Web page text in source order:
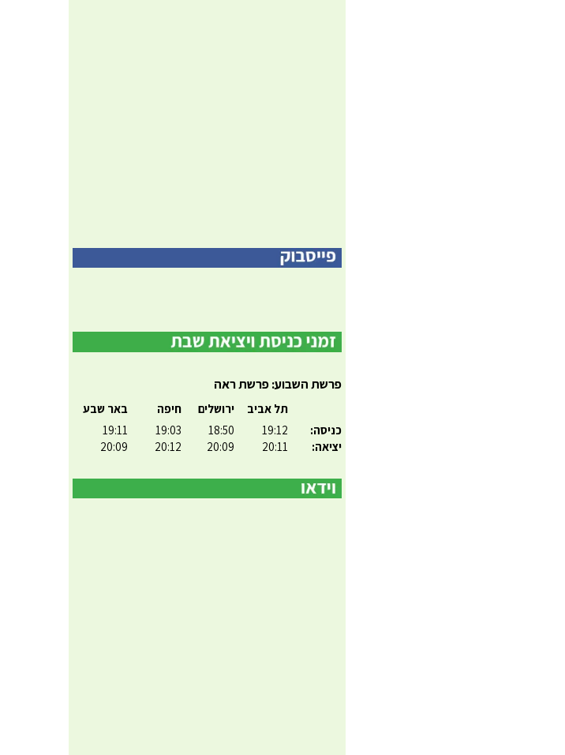
פרשת השבוע: פרשת ראה
כניסה:
יציאה:
תל אביב
19:12
20:11
ירושלים
18:50
20:09
חיפה
19:03
20:12
באר שבע
19:11
20:09